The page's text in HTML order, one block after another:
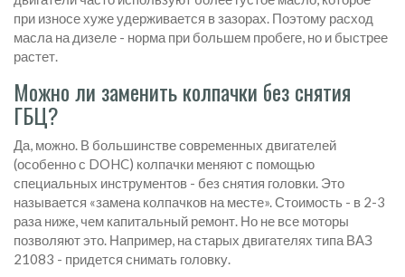
при износе хуже удерживается в зазорах. Поэтому расход
масла на дизеле - норма при большем пробеге, но и быстрее
растет.
Можно ли заменить колпачки без снятия
ГБЦ?
Да, можно. В большинстве современных двигателей
(особенно с DOHC) колпачки меняют с помощью
специальных инструментов - без снятия головки. Это
называется «замена колпачков на месте». Стоимость - в 2-3
раза ниже, чем капитальный ремонт. Но не все моторы
позволяют это. Например, на старых двигателях типа ВАЗ
21083 - придется снимать головку.